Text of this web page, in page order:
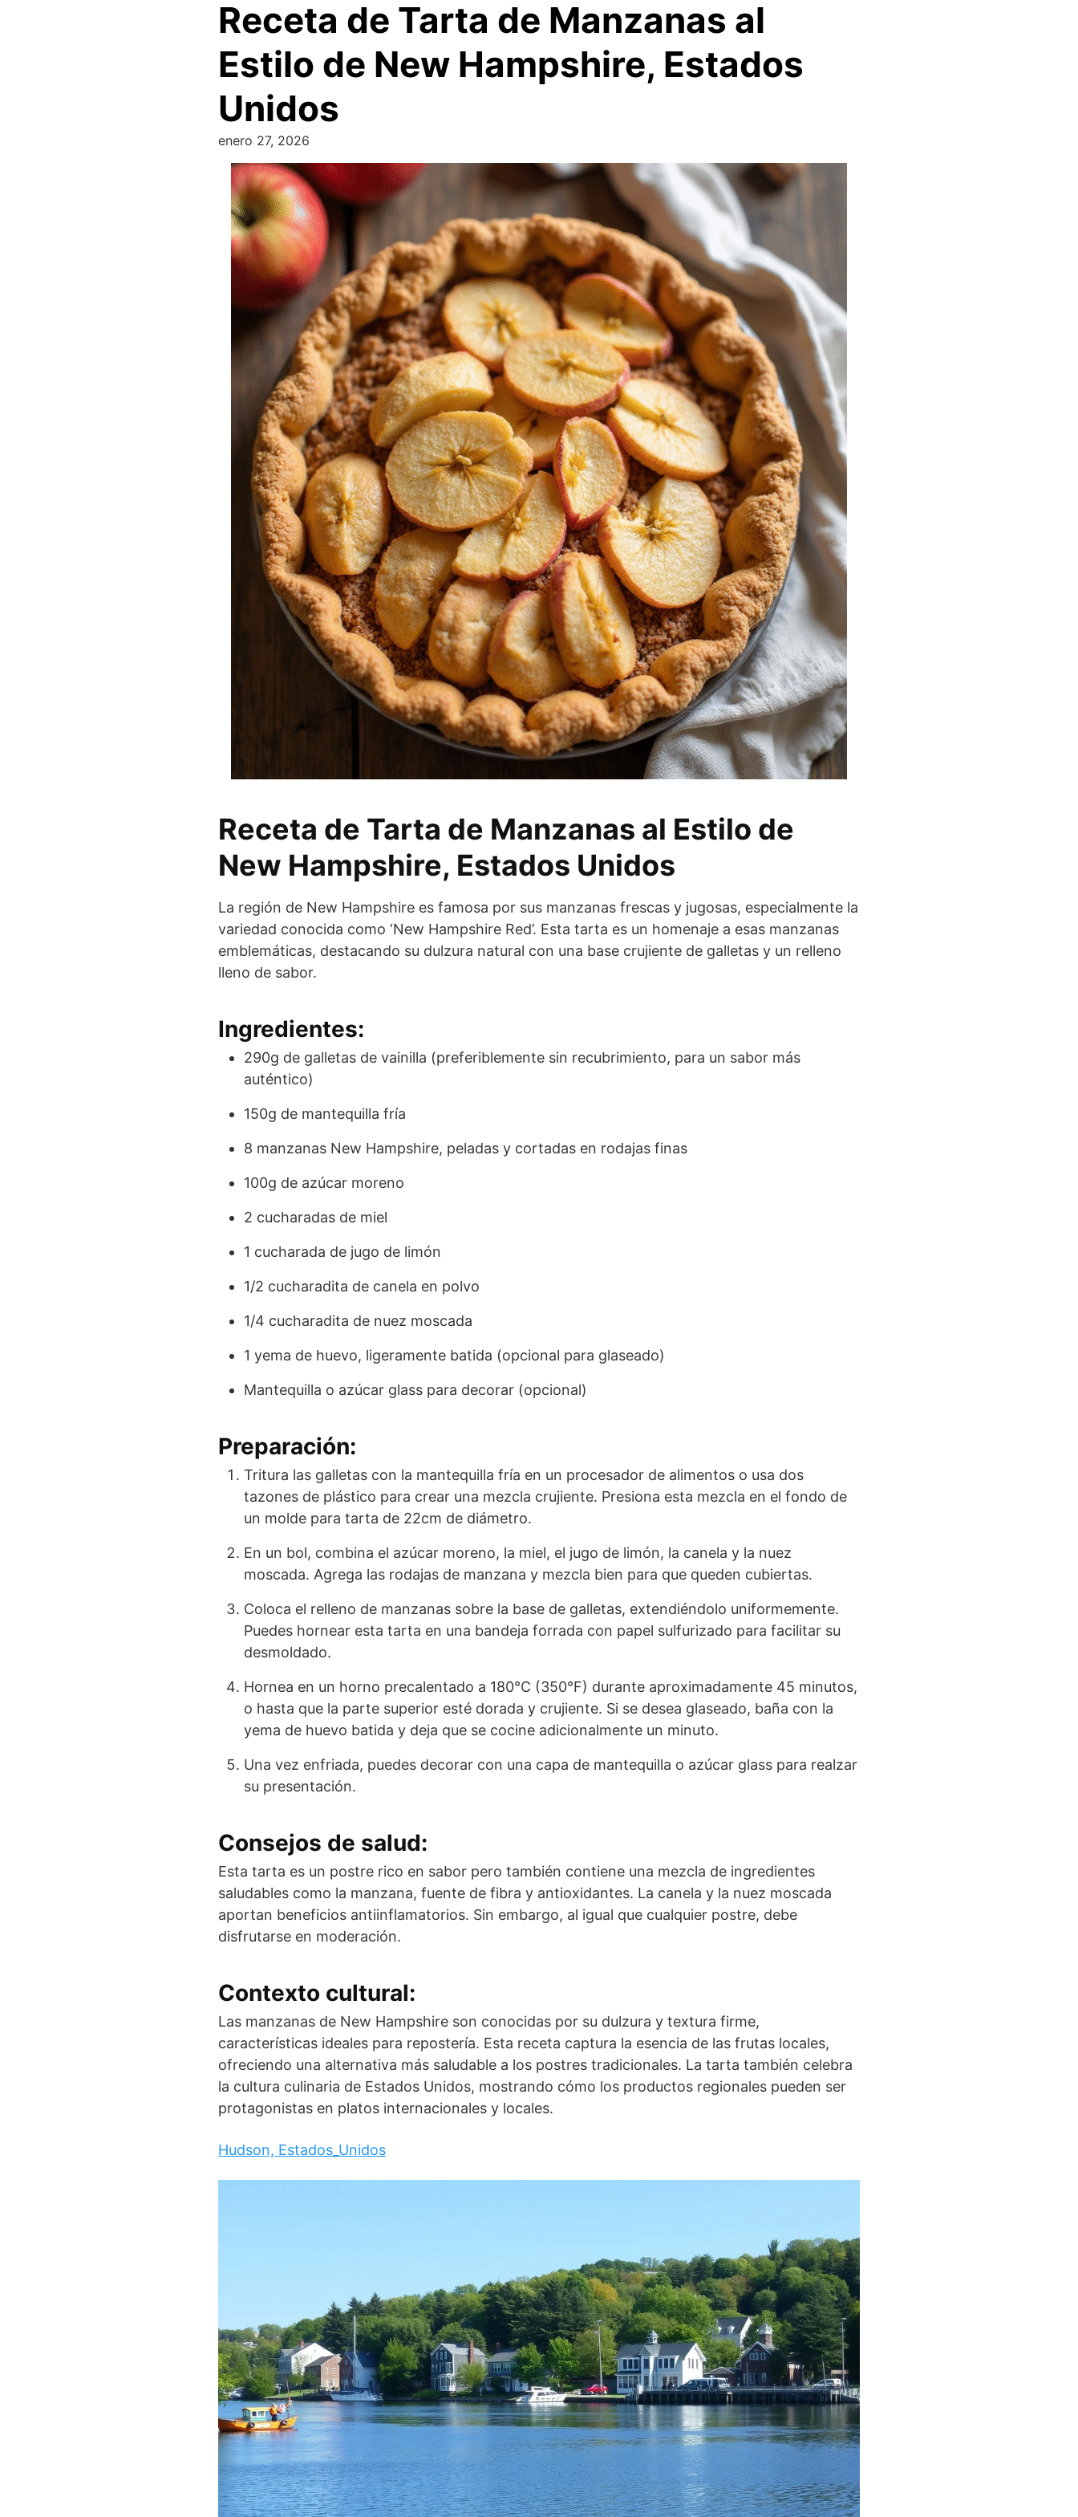
Receta de Tarta de Manzanas al
Estilo de New Hampshire, Estados
Unidos
enero 27, 2026
Receta de Tarta de Manzanas al Estilo de
New Hampshire, Estados Unidos
La región de New Hampshire es famosa por sus manzanas frescas y jugosas, especialmente la
variedad conocida como ‘New Hampshire Red’. Esta tarta es un homenaje a esas manzanas
emblemáticas, destacando su dulzura natural con una base crujiente de galletas y un relleno
lleno de sabor.
Ingredientes:
290g de galletas de vainilla (preferiblemente sin recubrimiento, para un sabor más
auténtico)
150g de mantequilla fría
8 manzanas New Hampshire, peladas y cortadas en rodajas finas
100g de azúcar moreno
2 cucharadas de miel
1 cucharada de jugo de limón
1/2 cucharadita de canela en polvo
1/4 cucharadita de nuez moscada
1 yema de huevo, ligeramente batida (opcional para glaseado)
Mantequilla o azúcar glass para decorar (opcional)
Preparación:
Tritura las galletas con la mantequilla fría en un procesador de alimentos o usa dos
tazones de plástico para crear una mezcla crujiente. Presiona esta mezcla en el fondo de
un molde para tarta de 22cm de diámetro.
En un bol, combina el azúcar moreno, la miel, el jugo de limón, la canela y la nuez
moscada. Agrega las rodajas de manzana y mezcla bien para que queden cubiertas.
Coloca el relleno de manzanas sobre la base de galletas, extendiéndolo uniformemente.
Puedes hornear esta tarta en una bandeja forrada con papel sulfurizado para facilitar su
desmoldado.
Hornea en un horno precalentado a 180°C (350°F) durante aproximadamente 45 minutos,
o hasta que la parte superior esté dorada y crujiente. Si se desea glaseado, baña con la
yema de huevo batida y deja que se cocine adicionalmente un minuto.
Una vez enfriada, puedes decorar con una capa de mantequilla o azúcar glass para realzar
su presentación.
Consejos de salud:
Esta tarta es un postre rico en sabor pero también contiene una mezcla de ingredientes
saludables como la manzana, fuente de fibra y antioxidantes. La canela y la nuez moscada
aportan beneficios antiinflamatorios. Sin embargo, al igual que cualquier postre, debe
disfrutarse en moderación.
Contexto cultural:
Las manzanas de New Hampshire son conocidas por su dulzura y textura firme,
características ideales para repostería. Esta receta captura la esencia de las frutas locales,
ofreciendo una alternativa más saludable a los postres tradicionales. La tarta también celebra
la cultura culinaria de Estados Unidos, mostrando cómo los productos regionales pueden ser
protagonistas en platos internacionales y locales.
Hudson, Estados_Unidos